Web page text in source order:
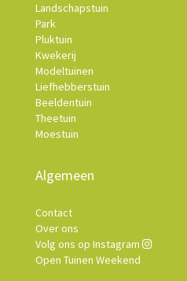
Landschapstuin
Park
Pluktuin
Kwekerij
Modeltuinen
Liefhebberstuin
Beeldentuin
Theetuin
Moestuin
Algemeen
Contact
Over ons
Volg ons op Instagram
Open Tuinen Weekend